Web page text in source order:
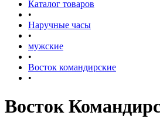
Каталог товаров
•
Наручные часы
•
мужские
•
Восток командирские
•
Восток